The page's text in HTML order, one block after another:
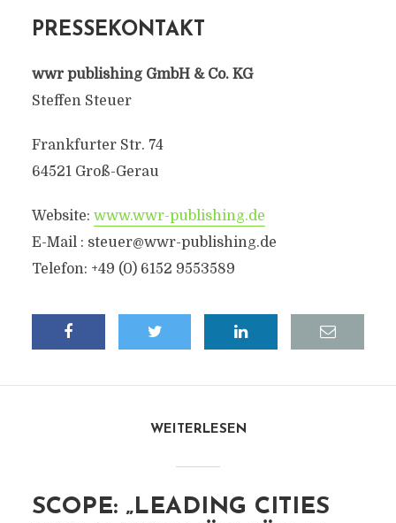
PRESSEKONTAKT
wwr publishing GmbH & Co. KG
Steffen Steuer
Frankfurter Str. 74
64521 Groß-Gerau
Website: www.wwr-publishing.de
E-Mail : steuer@wwr-publishing.de
Telefon: +49 (0) 6152 9553589
WEITERLESEN
SCOPE: „LEADING CITIES